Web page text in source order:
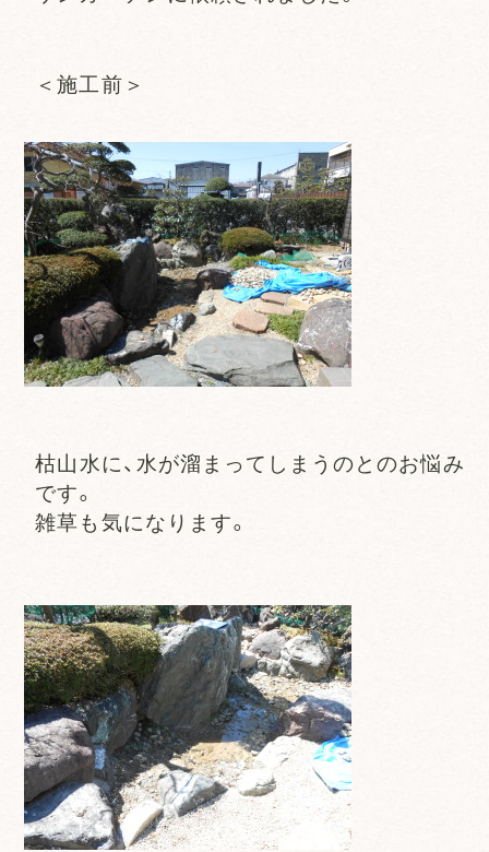
＜施工前＞
枯山水に、水が溜まってしまうのとのお悩み
です。
雑草も気になります。